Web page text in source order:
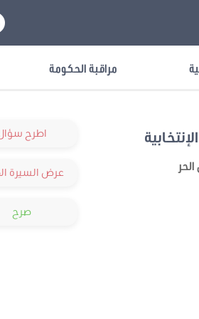
مراقبة الحكومة
اطرح
عرض السيرة
صرح